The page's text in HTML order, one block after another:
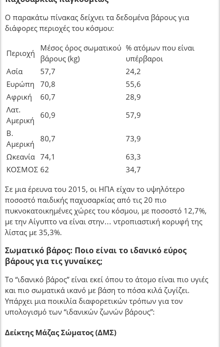
Ο παρακάτω πίνακας δείχνει τα δεδομένα βάρους για
διάφορες περιοχές του κόσμου:
Περιοχή
Μέσος όρος σωματικού
βάρους (kg)
% ατόμων που είναι
υπέρβαροι
Ασία
57,7
24,2
Ευρώπη
70,8
55,6
Αφρική
60,7
28,9
Λατ.
Αμερική
60,9
57,9
Β.
Αμερική
80,7
73,9
Ωκεανία 74,1
63,3
ΚΟΣΜΟΣ 62
34,7
Σε μια έρευνα του 2015, οι ΗΠΑ είχαν το υψηλότερο
ποσοστό παιδικής παχυσαρκίας από τις 20 πιο
πυκνοκατοικημένες χώρες του κόσμου, με ποσοστό 12,7%,
με την Αίγυπτο να είναι στην… ντροπιαστική κορυφή της
λίστας με 35,3%.
Σωματικό βάρος: Ποιο είναι το ιδανικό εύρος
βάρους για τις γυναίκες;
Το “ιδανικό βάρος” είναι εκεί όπου το άτομο είναι πιο υγιές
και πιο σωματικά ικανό με βάση το πόσα κιλά ζυγίζει.
Υπάρχει μια ποικιλία διαφορετικών τρόπων για τον
υπολογισμό των “ιδανικών ζωνών βάρους”:
Δείκτης Μάζας Σώματος (ΔΜΣ)